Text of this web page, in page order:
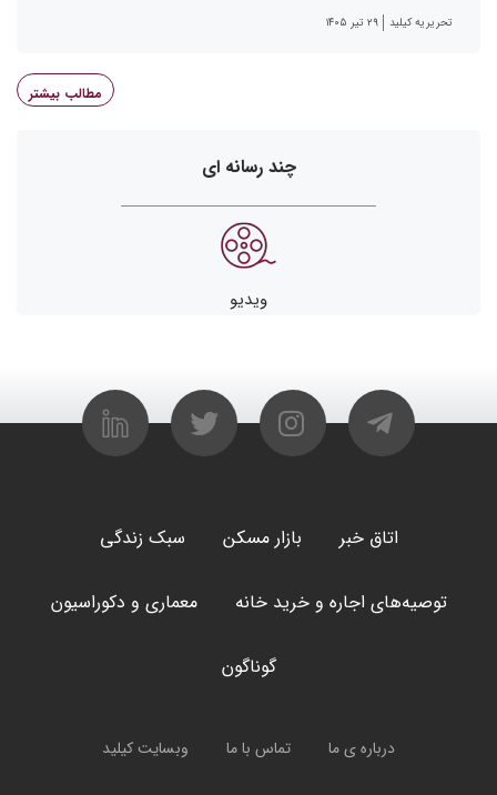
تحریریه کیلید ۲۹ تیر ۱۴۰۵
مطالب بیشتر
چند رسانه ای
ویدیو
اتاق خبر بازار مسکن سبک زندگی
توصیه‌های اجاره و خرید خانه معماری و دکوراسیون
گوناگون
درباره ی ما تماس با ما وبسایت کیلید